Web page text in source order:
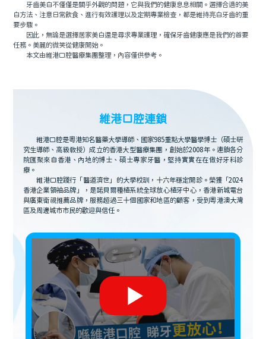
牙齒美白不僅僅是關乎外觀的問題，它與我們的健康息息相關。選擇合適的美
白方法、注意日常飲食、進行有效護理以及定期專業檢查，都是維持亮白牙齒的重
要步驟。
因此，無論是選擇居家美白還是尋求專業護理，確保牙齒健康應是我們的首要
任務。美麗的微笑從健康開始。
本文由維港口腔醫療集團整理，內容僅供參考。
維港口腔連鎖
維港口腔是粵港知名醫藥大學導師、國家985重點大學醫學博士（碩士研
究生導師、高級教授）成立的香港大型醫療集團，創始於2008年。連鎖各分
院匯聚來自香港、內地的博士、碩士專家牙醫，堅持實實在在做好牙科診
療。
維港口腔踐行「醫道濟世」的大學校訓，十六年穩定開診。榮獲「2024
香港企業領袖品牌」，是諾貝爾種植系統全球放心植牙中心，香港新城電台
與廣東衛視推薦品牌，服務超過三十個國家和地區的顧客，受到粵港澳大灣
區及周邊城市市民的歡迎與信任。